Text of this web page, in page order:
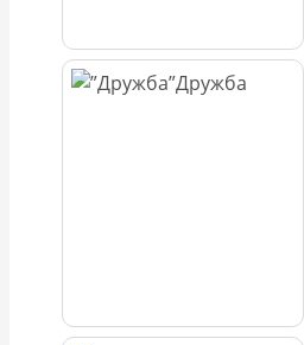
Дружба